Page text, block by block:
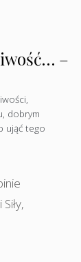
–
dobrym
ująć tego
,